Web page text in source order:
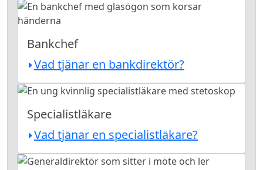
Bankchef
Vad tjänar en bankdirektör?
Specialistläkare
Vad tjänar en specialistläkare?